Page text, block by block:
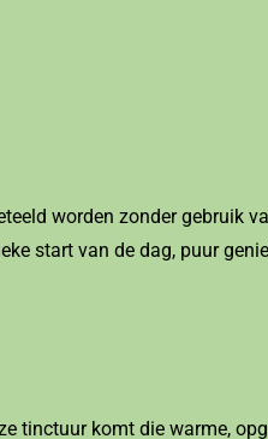
worden zonder gebruik
start van de dag, puur
tinctuur komt die warme,